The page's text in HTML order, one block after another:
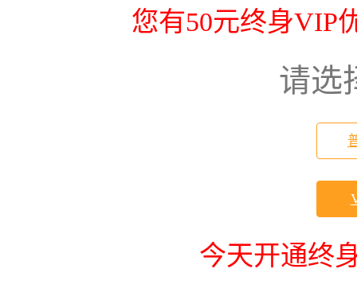
您有50元终身VIP
请选
今天开通终